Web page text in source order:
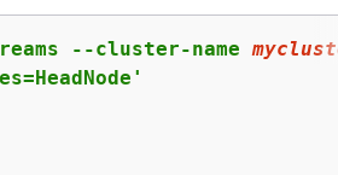
--cluster-name